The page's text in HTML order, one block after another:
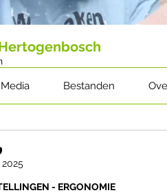
Media Bestanden
- ERGONOMIE